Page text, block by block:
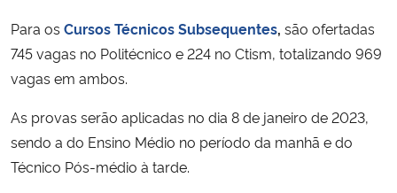
Gabinete de Segurança Institucional
Advocacia-Geral da União
Para os Cursos Técnicos Subsequentes, são ofertadas
745 vagas no Politécnico e 224 no Ctism, totalizando 969
vagas em ambos.
As provas serão aplicadas no dia 8 de janeiro de 2023,
sendo a do Ensino Médio no período da manhã e do
Técnico Pós-médio à tarde.